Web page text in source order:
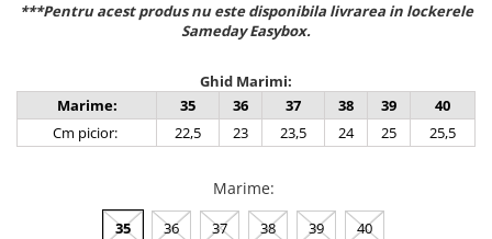
***Pentru acest produs nu este disponibila livrarea in lockerele
Sameday Easybox.
Ghid Marimi:
Marime:
35 36 37 38 39
40
Cm picior:
22,5 23 23,5 24 25 25,5
Marime:
35 36 37 38 39 40